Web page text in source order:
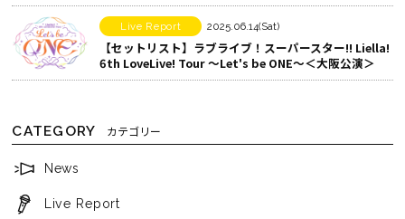
Live Report 2025.06.14(Sat)
【セットリスト】ラブライブ！スーパースター!! Liella!
6th LoveLive! Tour ～Let's be ONE～＜大阪公演＞
CATEGORY カテゴリー
News
Live Report